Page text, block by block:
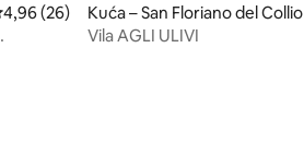
ocjena: 4,96/5, recenzija: 26
4,96 (26)
Kuća – San Floriano del Collio
Vila AGLI ULIVI